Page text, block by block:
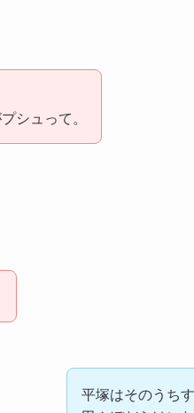
シュって。
平塚はそのうち